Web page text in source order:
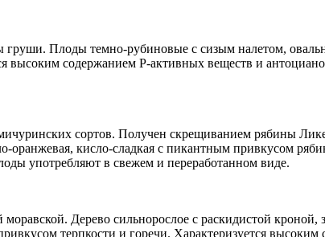
Плоды темно-рубиновые с сизым налетом,
высоким содержанием Р-активных веществ и
сортов. Получен скрещиванием рябины
кисло-сладкая с пикантным привкусом
употребляют в свежем и переработанном виде.
Дерево сильнорослое с раскидистой кроной,
терпкости и горечи. Характеризуется